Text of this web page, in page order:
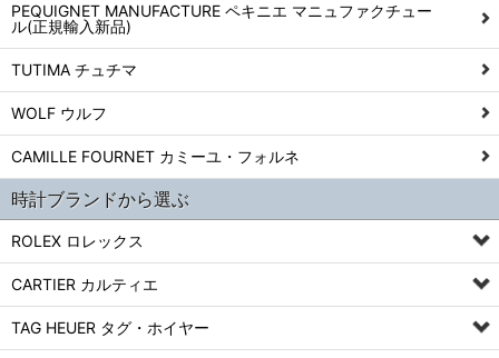
PEQUIGNET MANUFACTURE ペキニエ マニュファクチュー
ル(正規輸入新品)
TUTIMA チュチマ
WOLF ウルフ
CAMILLE FOURNET カミーユ・フォルネ
時計ブランドから選ぶ
ROLEX ロレックス
CARTIER カルティエ
TAG HEUER タグ・ホイヤー